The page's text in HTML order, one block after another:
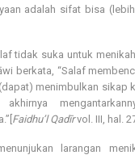
adalah sifat bisa
tidak suka untuk
berkata, “Salaf
menimbulkan sikap
Faidhu’l Qadīrvol. III, hal.
larangan